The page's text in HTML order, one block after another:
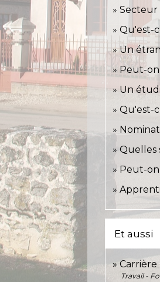
Secteur
Qu'est-
Un
Peut-on
Un
Qu'est-
Quelles
Peut-on
Et aussi
Travail -